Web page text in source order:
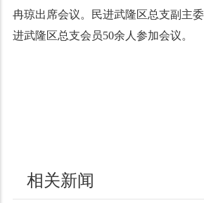
冉琼出席会议。 民进武隆区总支副主
进武隆区总支会员50余人参加会议。
相关新闻